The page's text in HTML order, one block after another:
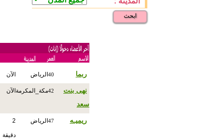
ابحث
ربما 40 الرياض الآن
نهى بنت
سعد
42مكة_المكرمة الآن
ريميـه 47 الرياض 2
دقيقة